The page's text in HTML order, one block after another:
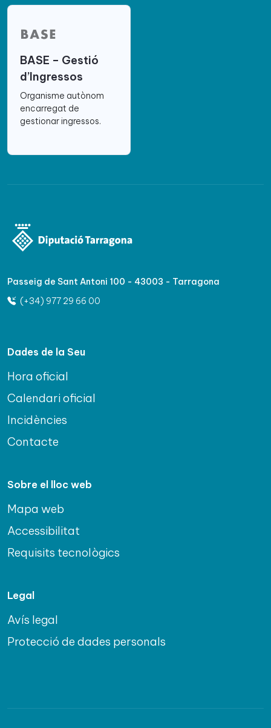
BASE – Gestió
d’Ingressos
Organisme autònom
encarregat de
gestionar ingressos.
Passeig de Sant Antoni 100 - 43003 - Tarragona
(+34) 977 29 66 00
Dades de la Seu
Hora oficial
Calendari oficial
Incidències
Contacte
Sobre el lloc web
Mapa web
Accessibilitat
Requisits tecnològics
Legal
Avís legal
Protecció de dades personals